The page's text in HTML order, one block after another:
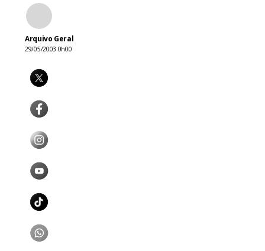
Arquivo Geral
29/05/2003 0h00